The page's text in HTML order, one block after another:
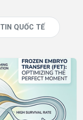
TIN QUỐC TẾ